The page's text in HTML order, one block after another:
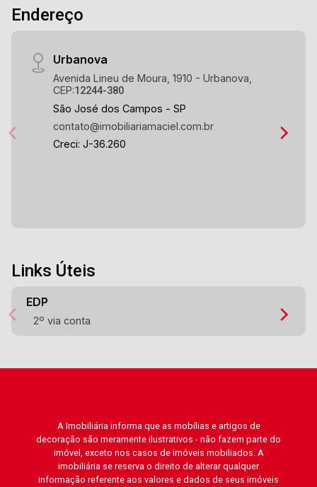
Endereço
Urbanova
Avenida Lineu de Moura, 1910 - Urbanova,
CEP:12244-380
São José dos Campos - SP
contato@imobiliariamaciel.com.br
Creci: J-36.260
Links Úteis
EDP
2º via conta
A Imobiliária informa que as mobílias e artigos de
decoração são meramente ilustrativos - não fazem parte do
imóvel, exceto nos casos de imóveis mobiliados. A
imobiliária se reserva o direito de alterar qualquer
informação referente aos valores e dados de seus imóveis